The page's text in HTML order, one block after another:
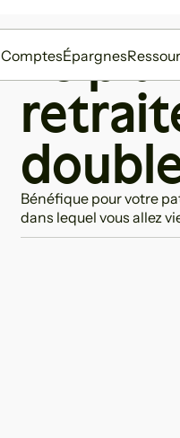
ComptesÉpargnes
Le
Bénéfique pour votre
dans lequel vous allez